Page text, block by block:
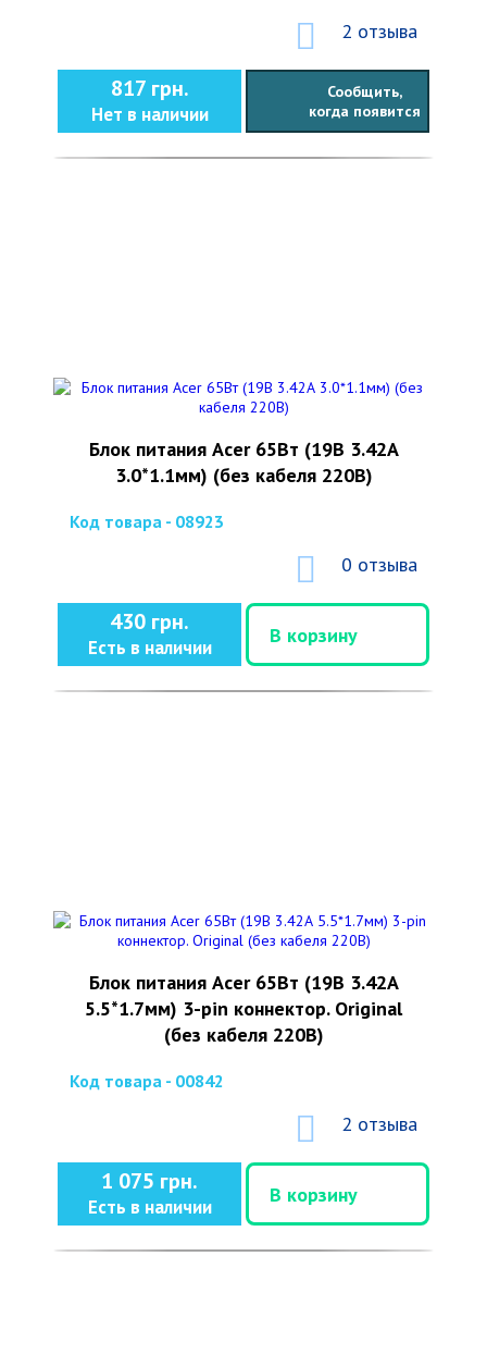
2 отзыва
817 грн.
Нет в наличии
Сообщить,
когда появится
Блок питания Acer 65Вт (19В 3.42А
3.0*1.1мм) (без кабеля 220В)
Код товара - 08923
0 отзыва
430 грн.
Есть в наличии
В корзину
Блок питания Acer 65Вт (19В 3.42А
5.5*1.7мм) 3-pin коннектор. Original
(без кабеля 220В)
Код товара - 00842
2 отзыва
1 075 грн.
Есть в наличии
В корзину